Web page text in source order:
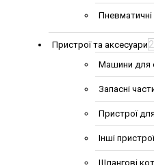
Пристрої та аксесуари
Машини для
Запасні
Пристрої
Інші пристрої
Шлангові